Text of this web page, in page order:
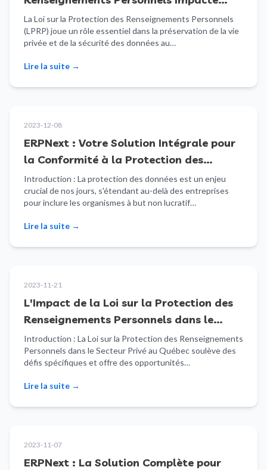
Votre OBNL ?
La Loi sur la Protection des Renseignements Personnels
(LPRP) joue un rôle essentiel dans la préservation de la vie
privée et de la sécurité des données au…
Lire la suite →
2023-12-08
ERPNext : Votre Solution Intégrale pour
la Conformité à la Protection des
Données des OBNL au Québec
Introduction : La protection des données est un enjeu
crucial de nos jours, s'étendant au-delà des entreprises
pour inclure les organismes à but non lucratif…
Lire la suite →
2023-11-21
L'Impact de la Loi sur la Protection des
Renseignements Personnels dans le
Secteur Privé sur les Organismes à But
Non Lucratif au Québec
Introduction : La Loi sur la Protection des Renseignements
Personnels dans le Secteur Privé au Québec soulève des
défis spécifiques et offre des opportunités…
Lire la suite →
2023-11-07
ERPNext : La Solution Complète pour